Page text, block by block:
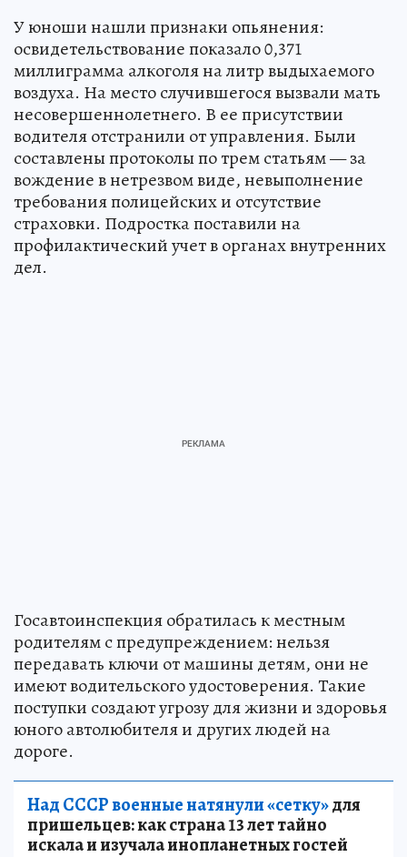
У юноши нашли признаки опьянения:
освидетельствование показало 0,371
миллиграмма алкоголя на литр выдыхаемого
воздуха. На место случившегося вызвали мать
несовершеннолетнего. В ее присутствии
водителя отстранили от управления. Были
составлены протоколы по трем статьям — за
вождение в нетрезвом виде, невыполнение
требования полицейских и отсутствие
страховки. Подростка поставили на
профилактический учет в органах внутренних
дел.
Госавтоинспекция обратилась к местным
родителям с предупреждением: нельзя
передавать ключи от машины детям, они не
имеют водительского удостоверения. Такие
поступки создают угрозу для жизни и здоровья
юного автолюбителя и других людей на
дороге.
Над СССР военные натянули «сетку»для
пришельцев: как страна 13 лет тайно
искала и изучала инопланетных гостей